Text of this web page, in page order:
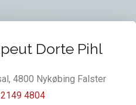
Dorte Pihl
4800 Nykøbing Falster
2149 4804